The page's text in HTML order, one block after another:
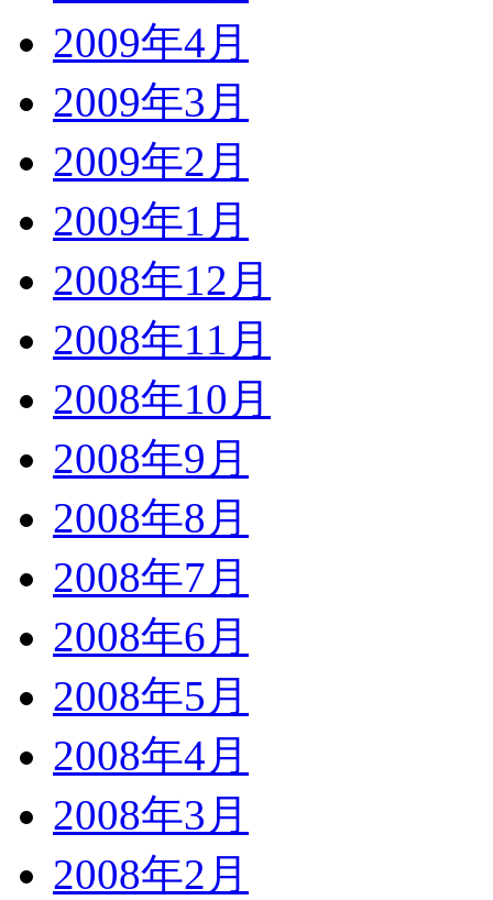
2009年4月
2009年3月
2009年2月
2009年1月
2008年12月
2008年11月
2008年10月
2008年9月
2008年8月
2008年7月
2008年6月
2008年5月
2008年4月
2008年3月
2008年2月